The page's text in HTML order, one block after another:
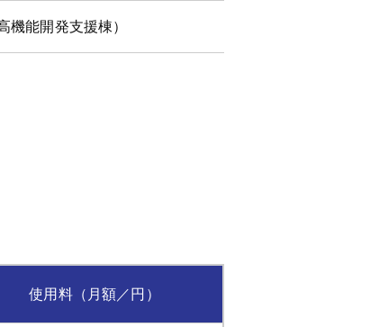
機能開発支援棟）
使用料（月額／円）